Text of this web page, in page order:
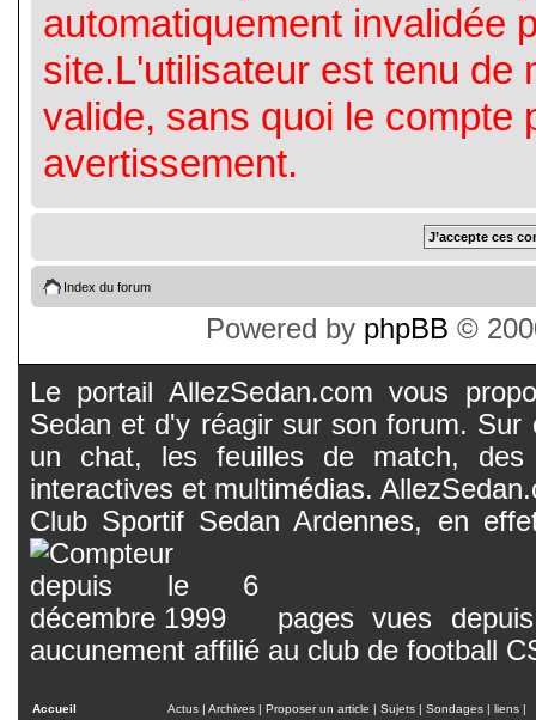
automatiquement invalidée
site.L'utilisateur est tenu de
valide, sans quoi le compte
avertissement.
Index du forum
Powered by phpBB ©
Le portail AllezSedan.com vous
Sedan et d'y réagir sur son forum.
un chat, les feuilles de match, des
interactives et multimédias.
Club Sportif Sedan Ardennes, en
pages vues
aucunement affilié au club de football
Accueil Actus | Archives | Proposer un article | Sujets | Sondages | liens |